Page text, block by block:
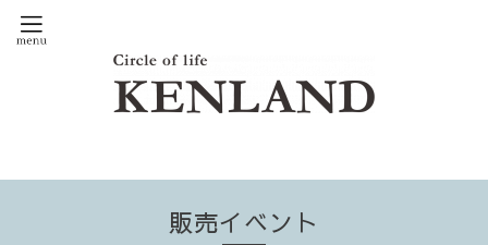
販売イベント